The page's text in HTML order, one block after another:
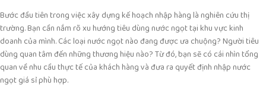
Bước đầu tiên trong việc xây dựng kế hoạch nhập hàng là nghiên cứu thị
trường. Bạn cần nắm rõ xu hướng tiêu dùng nước ngọt tại khu vực kinh
doanh của mình. Các loại nước ngọt nào đang được ưa chuộng? Người tiêu
dùng quan tâm đến những thương hiệu nào? Từ đó, bạn sẽ có cái nhìn tổng
quan về nhu cầu thực tế của khách hàng và đưa ra quyết định nhập nước
ngọt giá sỉ phù hợp.